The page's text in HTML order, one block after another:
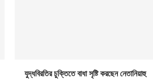
যুদ্ধবিরতির চুক্তিতে বাধা সৃষ্টি করছেন নেতানিয়াহু